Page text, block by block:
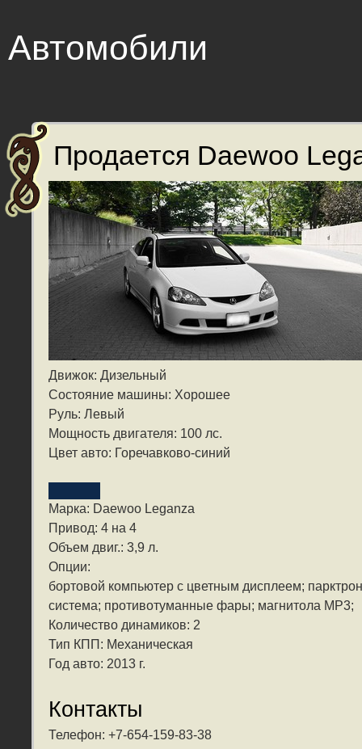
Автомобили
Продается Daewoo
Движок: Дизельный
Состояние машины: Хорошее
Руль: Левый
Мощность двигателя: 100 лс.
Цвет авто: Горечавково-синий
Марка: Daewoo Leganza
Привод: 4 на 4
Объем двиг.: 3,9 л.
Опции:
бортовой компьютер с цветным дисплеем;
система; противотуманные фары; магнитола MP3;
Количество динамиков: 2
Тип КПП: Механическая
Год авто: 2013 г.
Контакты
Телефон: +7-654-159-83-38